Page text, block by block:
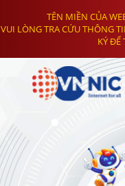
TÊN MIỀN CỦA
VUI LÒNG TRA CỨU THÔNG
KÝ ĐỂ